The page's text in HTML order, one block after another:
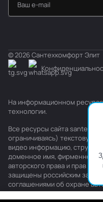
© 2026 Сантехкомфорт Элит
На информационном
технологии.
Все ресурсы сайта
ограничиваясь) текстовую,
видео информацию,
доменное имя, фирменное
авторского права и прав на
защищены российским
соглашениями об охране